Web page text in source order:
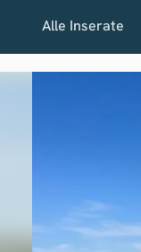
Alle Inserate